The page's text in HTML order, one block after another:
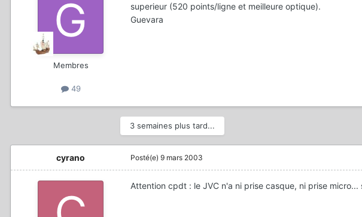
Membres
49
superieur (520 points/ligne et meilleure optique).
Guevara
3 semaines plus tard...
cyrano Posté(e) 9 mars 2003
Attention cpdt : le JVC n'a ni prise casque, ni prise